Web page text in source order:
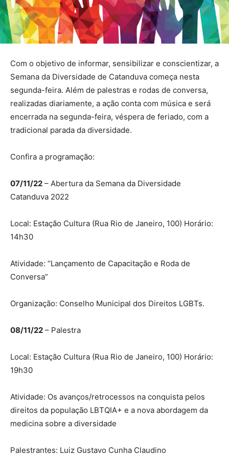
Com o objetivo de informar, sensibilizar e conscientizar, a
Semana da Diversidade de Catanduva começa nesta
segunda-feira. Além de palestras e rodas de conversa,
realizadas diariamente, a ação conta com música e será
encerrada na segunda-feira, véspera de feriado, com a
tradicional parada da diversidade.
Confira a programação:
07/11/22 – Abertura da Semana da Diversidade
Catanduva 2022
Local: Estação Cultura (Rua Rio de Janeiro, 100) Horário:
14h30
Atividade: “Lançamento de Capacitação e Roda de
Conversa”
Organização: Conselho Municipal dos Direitos LGBTs.
08/11/22 – Palestra
Local: Estação Cultura (Rua Rio de Janeiro, 100) Horário:
19h30
Atividade: Os avanços/retrocessos na conquista pelos
direitos da população LBTQIA+ e a nova abordagem da
medicina sobre a diversidade
Palestrantes: Luiz Gustavo Cunha Claudino